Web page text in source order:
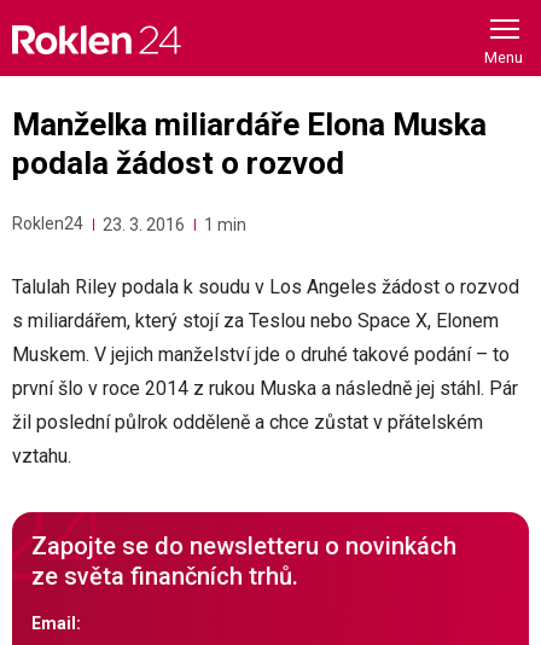
content
Manželka miliardáře Elona Muska
podala žádost o rozvod
Roklen24 23. 3. 2016 1 min
Talulah Riley podala k soudu v Los Angeles žádost o rozvod
s miliardářem, který stojí za Teslou nebo Space X, Elonem
Muskem. V jejich manželství jde o druhé takové podání – to
první šlo v roce 2014 z rukou Muska a následně jej stáhl. Pár
žil poslední půlrok odděleně a chce zůstat v přátelském
vztahu.
Zapojte se do newsletteru o novinkách
ze světa finančních trhů.
Email: